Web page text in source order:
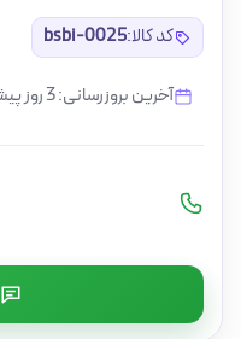
کد کالا:bsbi-0025
آخرین بروزرسانی: 3 روز پیش